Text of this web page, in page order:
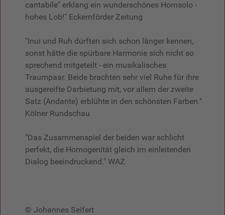
cantabile" erklang ein wunderschönes Hornsolo -
hohes Lob!" Eckernförder Zeitung
"Inui und Ruh dürften sich schon länger kennen,
sonst hätte die spürbare Harmonie sich nicht so
sprechend mitgeteilt - ein musikalisches
Traumpaar. Beide brachten sehr viel Ruhe für ihre
ausgereifte Darbietung mit, vor allem der zweite
Satz (Andante) erblühte in den schönsten Farben."
Kölner Rundschau
"Das Zusammenspiel der beiden war schlicht
perfekt, die Homogenität gleich im einleitenden
Dialog beeindruckend." WAZ
© Johannes Seifert